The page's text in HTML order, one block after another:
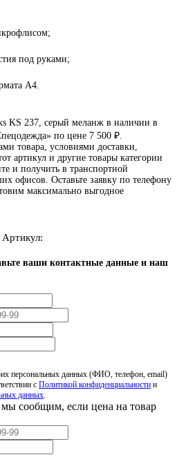
под руками;
А4.
KS 237, серый меланж в наличии в
по цене 7 500 ₽.
товара, условиями доставки,
артикул и другие товары категории
и получить в транспортной
офисов. Оставьте заявку по телефону
максимально выгодное
Артикул:
ваши контактные данные и наш
персональных данных (ФИО, телефон, email)
с Политикой конфиденциальности и
данных.
сообщим, если цена на товар